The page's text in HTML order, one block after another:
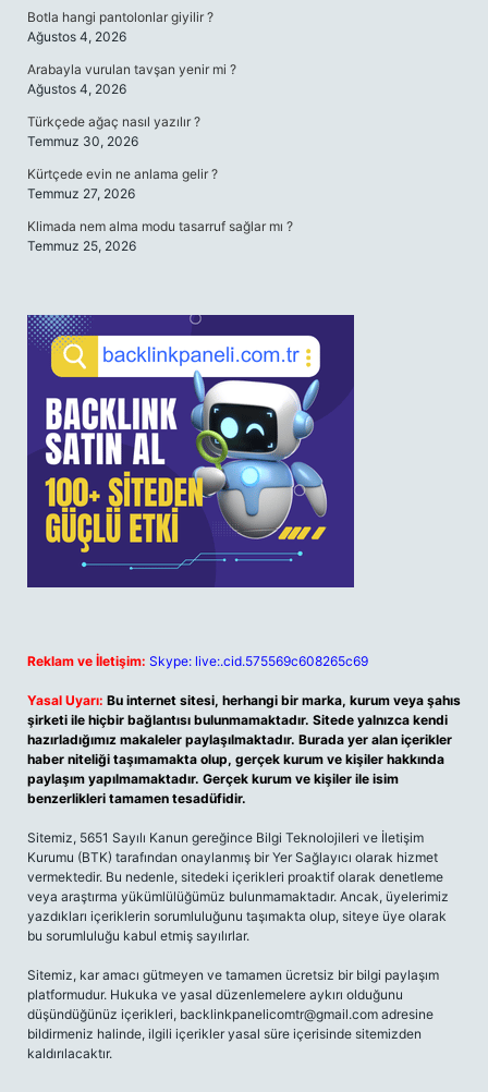
Botla hangi pantolonlar giyilir ?
Ağustos 4, 2026
Arabayla vurulan tavşan yenir mi ?
Ağustos 4, 2026
Türkçede ağaç nasıl yazılır ?
Temmuz 30, 2026
Kürtçede evin ne anlama gelir ?
Temmuz 27, 2026
Klimada nem alma modu tasarruf sağlar mı ?
Temmuz 25, 2026
Reklam ve İletişim: Skype: live:.cid.575569c608265c69
Yasal Uyarı: Bu internet sitesi, herhangi bir marka, kurum veya şahıs
şirketi ile hiçbir bağlantısı bulunmamaktadır. Sitede yalnızca kendi
hazırladığımız makaleler paylaşılmaktadır. Burada yer alan içerikler
haber niteliği taşımamakta olup, gerçek kurum ve kişiler hakkında
paylaşım yapılmamaktadır. Gerçek kurum ve kişiler ile isim
benzerlikleri tamamen tesadüfidir.
Sitemiz, 5651 Sayılı Kanun gereğince Bilgi Teknolojileri ve İletişim
Kurumu (BTK) tarafından onaylanmış bir Yer Sağlayıcı olarak hizmet
vermektedir. Bu nedenle, sitedeki içerikleri proaktif olarak denetleme
veya araştırma yükümlülüğümüz bulunmamaktadır. Ancak, üyelerimiz
yazdıkları içeriklerin sorumluluğunu taşımakta olup, siteye üye olarak
bu sorumluluğu kabul etmiş sayılırlar.
Sitemiz, kar amacı gütmeyen ve tamamen ücretsiz bir bilgi paylaşım
platformudur. Hukuka ve yasal düzenlemelere aykırı olduğunu
düşündüğünüz içerikleri, backlinkpanelicomtr@gmail.com adresine
bildirmeniz halinde, ilgili içerikler yasal süre içerisinde sitemizden
kaldırılacaktır.